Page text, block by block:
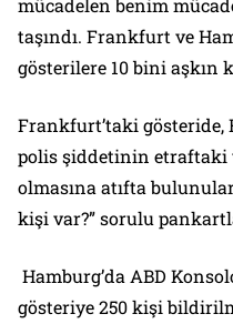
taşındı. Frankfurt ve
gösterilere 10 bini aşkın
Frankfurt’taki gösteride,
polis şiddetinin etraftaki
olmasına atıfta
kişi var?” sorulu
Hamburg’da ABD
gösteriye 250 kişi